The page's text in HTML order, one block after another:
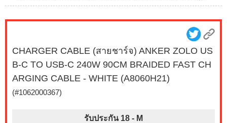
CHARGER CABLE (สายชาร์จ) ANKER ZOLO US
B-C TO USB-C 240W 90CM BRAIDED FAST CH
ARGING CABLE - WHITE (A8060H21)
(#1062000367)
รับประกัน 18 - M